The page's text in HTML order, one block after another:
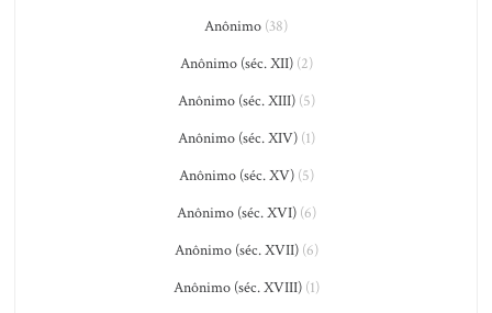
Anônimo (38)
Anônimo (séc. XII)(2)
Anônimo (séc. XIII)(5)
Anônimo (séc. XIV)(1)
Anônimo (séc. XV)(5)
Anônimo (séc. XVI)(6)
Anônimo (séc. XVII)(6)
Anônimo (séc. XVIII)(1)